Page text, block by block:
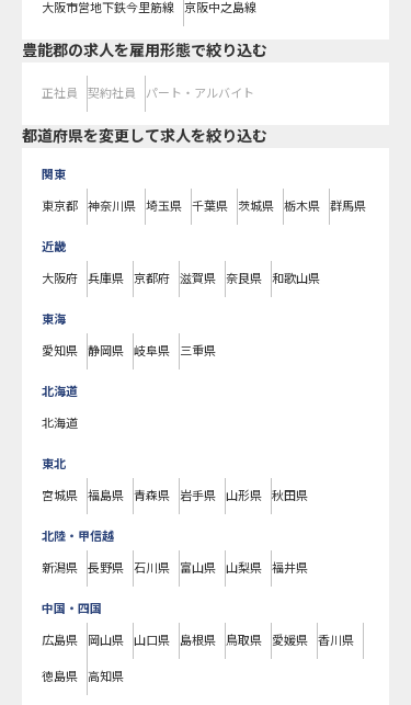
大阪市営地下鉄今里筋線 京阪中之島線
豊能郡の求人を雇用形態で絞り込む
正社員 契約社員 パート・アルバイト
都道府県を変更して求人を絞り込む
関東
東京都 神奈川県 埼玉県 千葉県 茨城県 栃木県 群馬県
近畿
大阪府 兵庫県 京都府 滋賀県 奈良県 和歌山県
東海
愛知県 静岡県 岐阜県 三重県
北海道
北海道
東北
宮城県 福島県 青森県 岩手県 山形県 秋田県
北陸・甲信越
新潟県 長野県 石川県 富山県 山梨県 福井県
中国・四国
広島県 岡山県 山口県 島根県 鳥取県 愛媛県 香川県
徳島県 高知県